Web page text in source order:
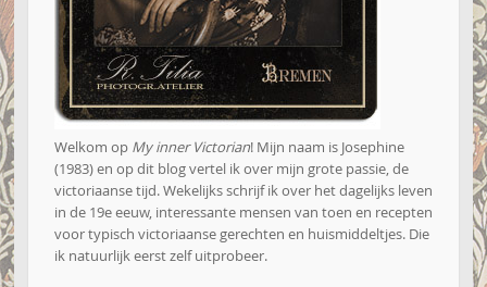
Welkom op My inner Victorian! Mijn naam is Josephine
(1983) en op dit blog vertel ik over mijn grote passie, de
victoriaanse tijd. Wekelijks schrijf ik over het dagelijks leven
in de 19e eeuw, interessante mensen van toen en recepten
voor typisch victoriaanse gerechten en huismiddeltjes. Die
ik natuurlijk eerst zelf uitprobeer.